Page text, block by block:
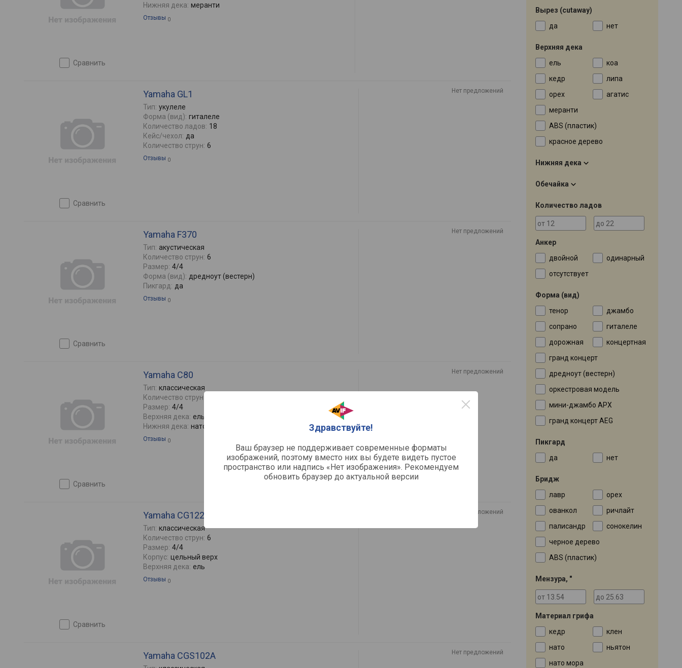
Здравствуйте!
Ваш браузер не поддерживает современные форматы
изображений, поэтому вместо них вы будете видеть пустое
пространство или надпись «Нет изображения». Рекомендуем
обновить браузер до актуальной версии
сравнить
Нижняя дека: меранти
Отзывы 0
сравнить
Yamaha GL1
Тип: укулеле
Форма (вид): гиталеле
Количество ладов: 18
Кейс/чехол: да
Количество струн: 6
Отзывы 0
Нет предложений
сравнить
Yamaha F370
Тип: акустическая
Количество струн: 6
Размер: 4/4
Форма (вид): дредноут (вестерн)
Пикгард: да
Отзывы 0
Нет предложений
сравнить
Yamaha C80
Тип: классическая
Количество струн:
Размер: 4/4
Верхняя дека: ель
Нижняя дека: нато
Отзывы 0
Нет предложений
сравнить
Yamaha CG122MS
Тип: классическая
Количество струн: 6
Размер: 4/4
Корпус: цельный верх
Верхняя дека: ель
Отзывы 0
Нет предложений
Yamaha CGS102A Нет предложений
Вырез (cutaway)
да
нет
Верхняя дека
ель
коа
кедр
липа
орех
агатис
меранти
ABS (пластик)
красное дерево
Нижняя дека
Обечайка
Количество ладов
Анкер
двойной
одинарный
отсутствует
Форма (вид)
тенор
джамбо
сопрано
гиталеле
дорожная
концертная
гранд концерт
дредноут (вестерн)
оркестровая модель
мини-джамбо APX
гранд концерт AEG
Пикгард
да
нет
Бридж
лавр
орех
ованкол
ричлайт
палисандр
сонокелин
черное дерево
ABS (пластик)
Мензура, "
Материал грифа
кедр
клен
нато
ньятон
нато мора